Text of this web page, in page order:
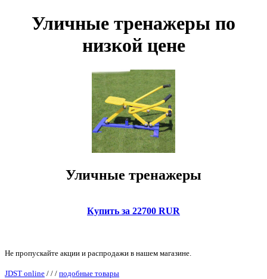
Уличные тренажеры по
низкой цене
Уличные тренажеры
Купить за 22700 RUR
Не пропускайте акции и распродажи в нашем магазине.
JDST online / / / подобные товары